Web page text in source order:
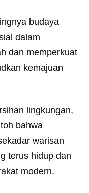
budaya
dalam
dan memperkuat
kemajuan
lingkungan,
bahwa
warisan
terus hidup dan
modern.